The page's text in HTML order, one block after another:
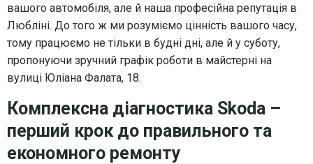
вашого автомобіля, але й наша професійна репутація в
Любліні. До того ж ми розуміємо цінність вашого часу,
тому працюємо не тільки в будні дні, але й у суботу,
пропонуючи зручний графік роботи в майстерні на
вулиці Юліана Фалата, 18.
Комплексна діагностика Skoda –
перший крок до правильного та
економного ремонту